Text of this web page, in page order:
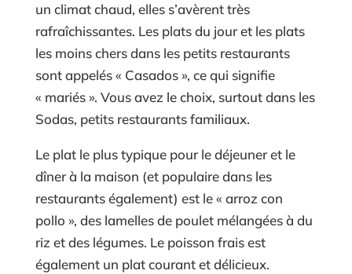
un climat chaud, elles s’avèrent très
rafraîchissantes. Les plats du jour et les plats
les moins chers dans les petits restaurants
sont appelés « Casados », ce qui signifie
« mariés ». Vous avez le choix, surtout dans les
Sodas, petits restaurants familiaux.
Le plat le plus typique pour le déjeuner et le
dîner à la maison (et populaire dans les
restaurants également) est le « arroz con
pollo », des lamelles de poulet mélangées à du
riz et des légumes. Le poisson frais est
également un plat courant et délicieux.